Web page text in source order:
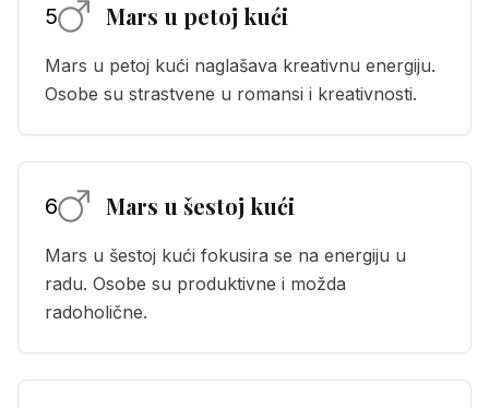
5 Mars u petoj kući
Mars u petoj kući naglašava kreativnu energiju.
Osobe su strastvene u romansi i kreativnosti.
6 Mars u šestoj kući
Mars u šestoj kući fokusira se na energiju u
radu. Osobe su produktivne i možda
radoholične.